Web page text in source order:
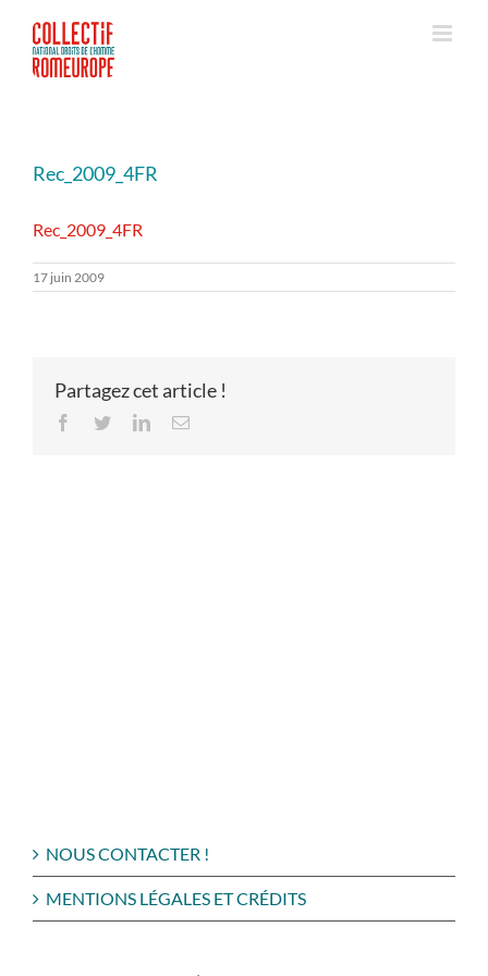
contenu
Rec_2009_4FR
Rec_2009_4FR
17 juin 2009
Partagez cet article !
Facebook
TwitterLinkedInEmail
NOUS CONTACTER !
MENTIONS LÉGALES ET CRÉDITS